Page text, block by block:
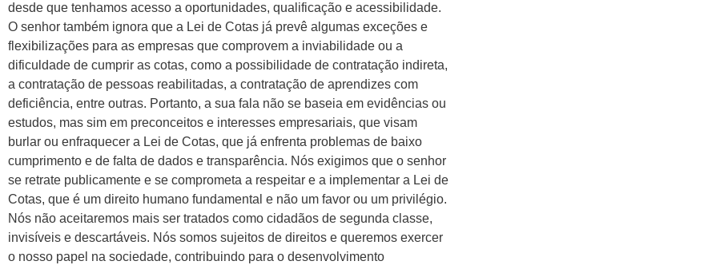
desde que tenhamos acesso a oportunidades, qualificação e acessibilidade.
O senhor também ignora que a Lei de Cotas já prevê algumas exceções e
flexibilizações para as empresas que comprovem a inviabilidade ou a
dificuldade de cumprir as cotas, como a possibilidade de contratação indireta,
a contratação de pessoas reabilitadas, a contratação de aprendizes com
deficiência, entre outras. Portanto, a sua fala não se baseia em evidências ou
estudos, mas sim em preconceitos e interesses empresariais, que visam
burlar ou enfraquecer a Lei de Cotas, que já enfrenta problemas de baixo
cumprimento e de falta de dados e transparência. Nós exigimos que o senhor
se retrate publicamente e se comprometa a respeitar e a implementar a Lei de
Cotas, que é um direito humano fundamental e não um favor ou um privilégio.
Nós não aceitaremos mais ser tratados como cidadãos de segunda classe,
invisíveis e descartáveis. Nós somos sujeitos de direitos e queremos exercer
o nosso papel na sociedade, contribuindo para o desenvolvimento